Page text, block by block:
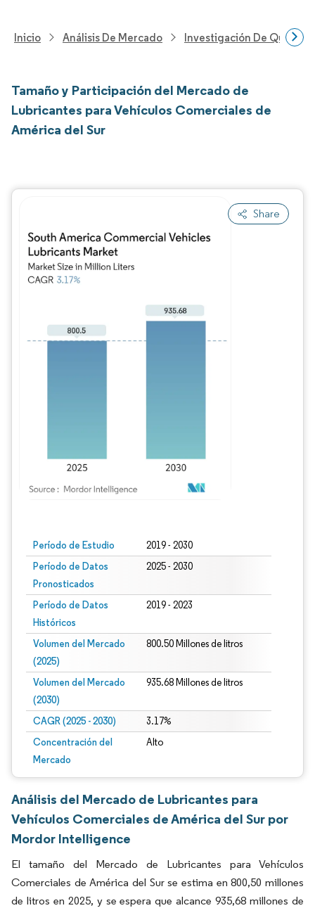
Inicio Análisis De Mercado Investigación De
Tamaño y Participación del Mercado de
Lubricantes para Vehículos Comerciales de
América del Sur
Share
Período de Estudio 2019 - 2030
Período de Datos
Pronosticados
2025 - 2030
Período de Datos
Históricos
2019 - 2023
Volumen del Mercado
(2025)
800.50 Millones de litros
Volumen del Mercado
(2030)
935.68 Millones de litros
CAGR (2025 - 2030) 3.17%
Concentración del
Mercado
Alto
Análisis del Mercado de Lubricantes para
Vehículos Comerciales de América del Sur por
Mordor Intelligence
El tamaño del Mercado de Lubricantes para Vehículos
Comerciales de América del Sur se estima en 800,50 millones
de litros en 2025, y se espera que alcance 935,68 millones de